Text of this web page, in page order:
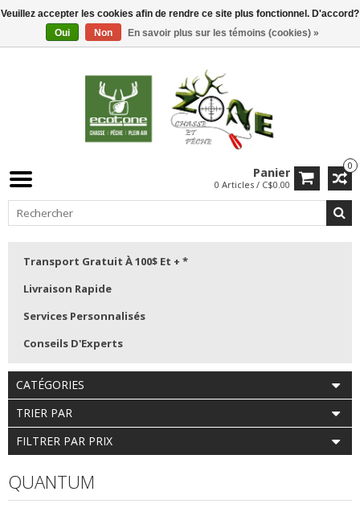
0
Panier
0 Articles / C$0.00
Transport Gratuit À 100$ Et + *
Livraison Rapide
Services Personnalisés
Conseils D'Experts
CATÉGORIES
TRIER PAR
FILTRER PAR PRIX
QUANTUM
Veuillez accepter les cookies afin de rendre ce site plus fonctionnel. D'accord?
Oui
Non En savoir plus sur les témoins (cookies) »